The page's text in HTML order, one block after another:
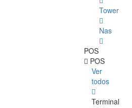
Tower
Nas
POS
POS
Ver
todos
Terminal